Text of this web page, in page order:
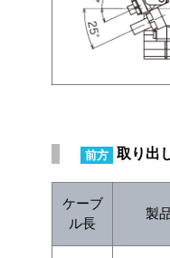
前方 取り出
ケーブ
ル長
製